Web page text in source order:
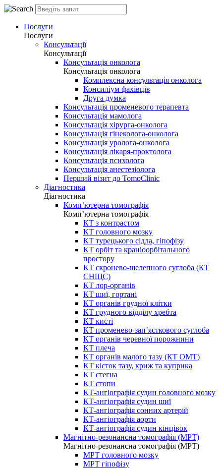
Послуги
Послуги
Консультації
Консультації
Консультація онколога
Консультація онколога
Комплексна консультація онколога
Консиліум фахівців
Друга думка
Консультація променевого терапевта
Консультація мамолога
Консультація хірурга-онколога
Консультація гінеколога-онколога
Консультація уролога-онколога
Консультація лікаря-проктолога
Консультація психолога
Консультація анестезіолога
Перший візит до TomoClinic
Діагностика
Діагностика
Комп’ютерна томографія
Комп’ютерна томографія
КТ з контрастом
КТ головного мозку
КТ турецького сідла, гіпофізу
КТ орбіт та краніоорбітального
простору
КТ скронево-щелепного суглоба (КТ
СНЩС)
КТ лор-органів
КТ шиї, гортані
КТ органів грудної клітки
КТ грудного відділу хребта
КТ кисті
КТ променево-зап’ясткового суглоба
КТ органів черевної порожнини
КТ плеча
КТ органів малого тазу (КТ ОМТ)
КТ кісток тазу, криж та куприка
КТ стегна
КТ стопи
КТ-ангіографія судин головного мозку
КТ-ангіографія судин шиї
КТ-ангіографія сонних артерій
КТ-ангіографія аорти
КТ-ангіографія судин кінцівок
Магнітно-резонансна томографія (МРТ)
Магнітно-резонансна томографія (МРТ)
МРТ головного мозку
МРТ гіпофізу